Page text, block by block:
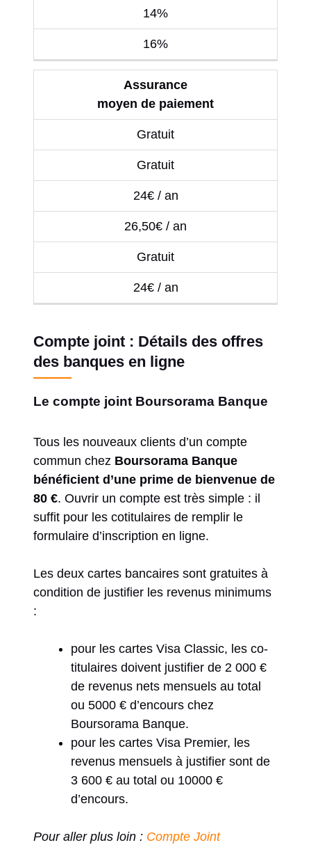
14%
16%
Assurance
moyen de paiement
Gratuit
Gratuit
24€ / an
26,50€ / an
Gratuit
24€ / an
Compte joint : Détails des offres
des banques en ligne
Le compte joint Boursorama Banque
Tous les nouveaux clients d’un compte
commun chez Boursorama Banque
bénéficient d’une prime de bienvenue de
80 €. Ouvrir un compte est très simple : il
suffit pour les cotitulaires de remplir le
formulaire d’inscription en ligne.
Les deux cartes bancaires sont gratuites à
condition de justifier les revenus minimums
:
pour les cartes Visa Classic, les co-
titulaires doivent justifier de 2 000 €
de revenus nets mensuels au total
ou 5000 € d’encours chez
Boursorama Banque.
pour les cartes Visa Premier, les
revenus mensuels à justifier sont de
3 600 € au total ou 10000 €
d’encours.
Pour aller plus loin : Compte Joint